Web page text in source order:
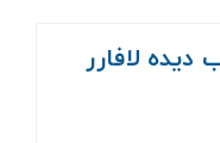
لافارر